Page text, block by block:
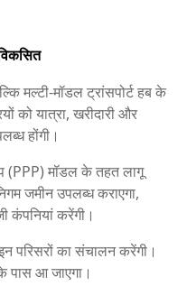
मल्टी-मॉडल ट्रांसपोर्ट हब के
को यात्रा, खरीदारी और
होंगी।
(PPP) मॉडल के तहत लागू
जमीन उपलब्ध कराएगा,
कंपनियां करेंगी।
परिसरों का संचालन करेंगी।
पास आ जाएगा।